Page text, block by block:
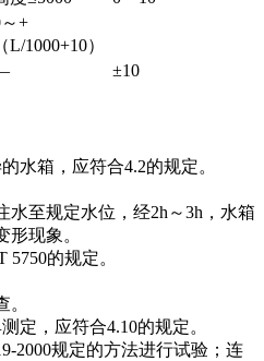
+
（L/1000+10）
±10
箱，应符合4.2的规定。
水至规定水位，经2h～3h，水箱
现象。
的规定。
，应符合4.10的规定。
规定的方法进行试验；连